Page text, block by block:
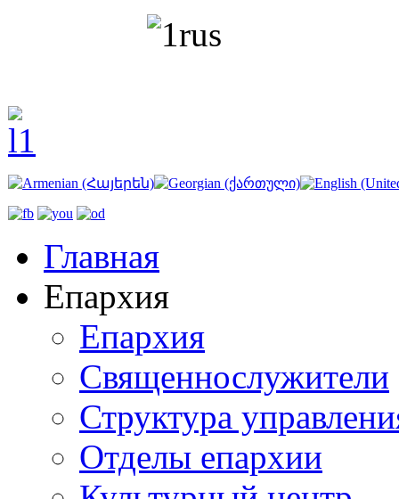
Главная
Епархия
Епархия
Священнослужители
Структура
Отделы епархии